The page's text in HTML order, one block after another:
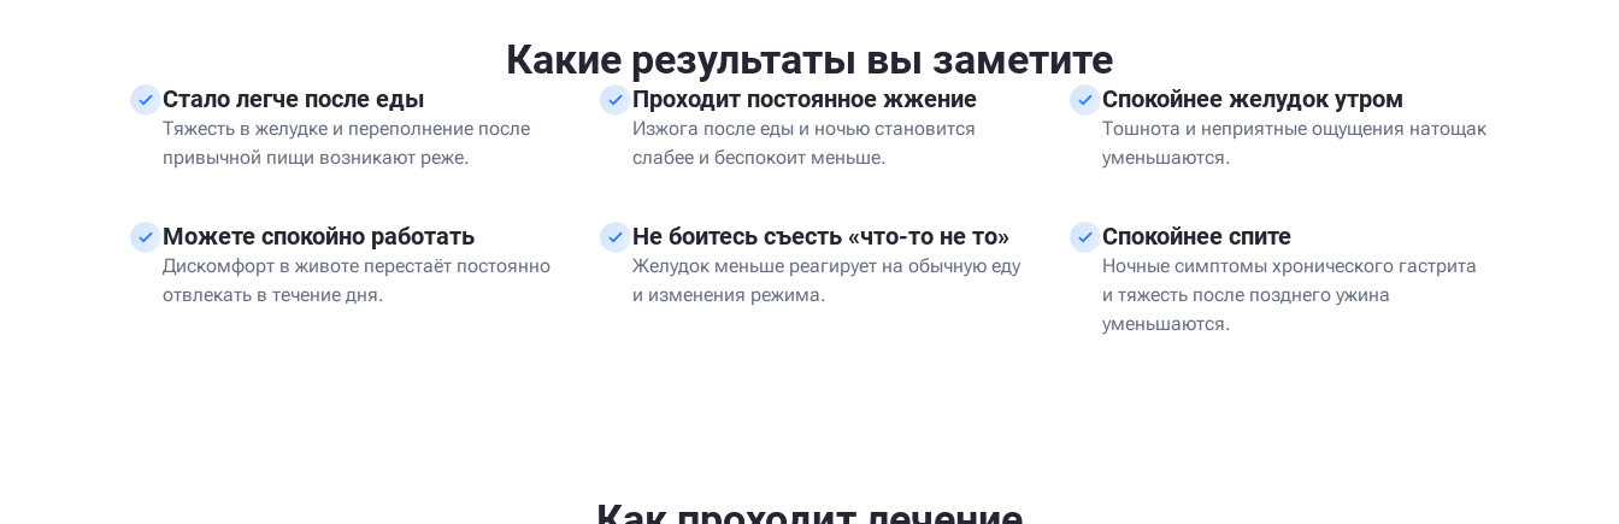
Какие результаты вы заметите
Стало легче после еды
Тяжесть в желудке и переполнение после
привычной пищи возникают реже.
Проходит постоянное жжение
Изжога после еды и ночью становится
слабее и беспокоит меньше.
Спокойнее желудок утром
Тошнота и неприятные ощущения натощак
уменьшаются.
Можете спокойно работать
Дискомфорт в животе перестаёт постоянно
отвлекать в течение дня.
Не боитесь съесть «что-то не то»
Желудок меньше реагирует на обычную еду
и изменения режима.
Спокойнее спите
Ночные симптомы хронического гастрита
и тяжесть после позднего ужина
уменьшаются.